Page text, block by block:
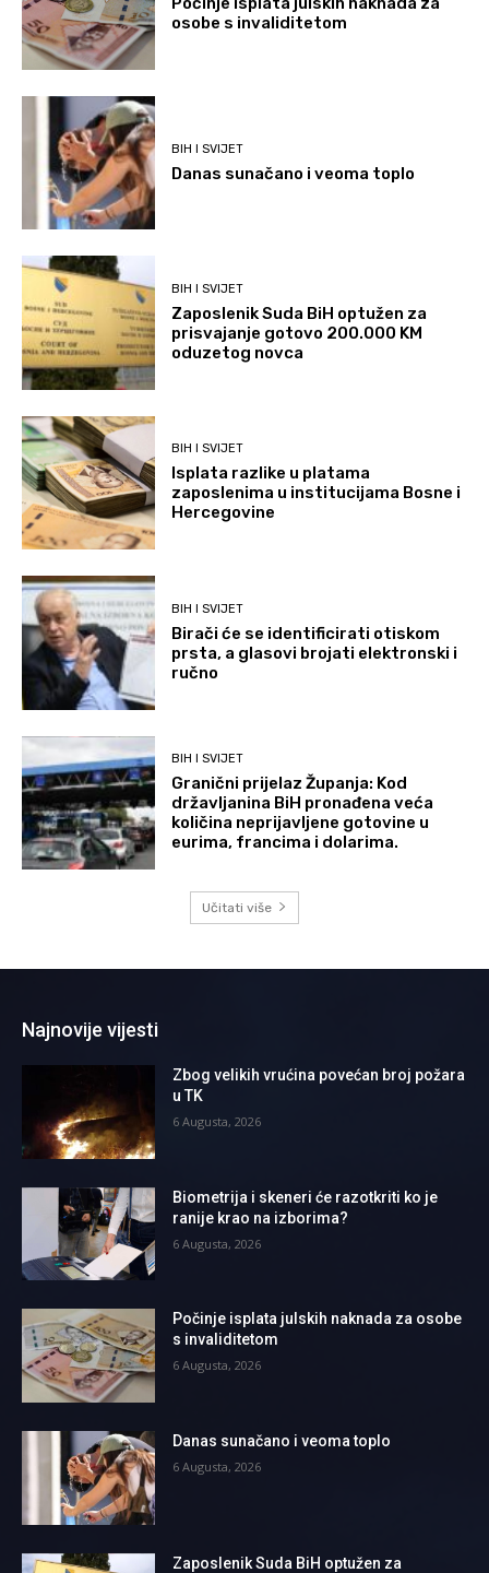
osobe s invaliditetom
BIH I SVIJET
Danas sunačano i veoma toplo
BIH I SVIJET
Zaposlenik Suda BiH optužen za
prisvajanje gotovo 200.000 KM
oduzetog novca
BIH I SVIJET
Isplata razlike u platama
zaposlenima u institucijama Bosne i
Hercegovine
BIH I SVIJET
Birači će se identificirati otiskom
prsta, a glasovi brojati elektronski i
ručno
BIH I SVIJET
Granični prijelaz Županja: Kod
državljanina BiH pronađena veća
količina neprijavljene gotovine u
eurima, francima i dolarima.
Učitati više
Najnovije vijesti
Zbog velikih vrućina povećan broj požara
u TK
6 Augusta, 2026
Biometrija i skeneri će razotkriti ko je
ranije krao na izborima?
6 Augusta, 2026
Počinje isplata julskih naknada za osobe
s invaliditetom
6 Augusta, 2026
Danas sunačano i veoma toplo
6 Augusta, 2026
Zaposlenik Suda BiH optužen za